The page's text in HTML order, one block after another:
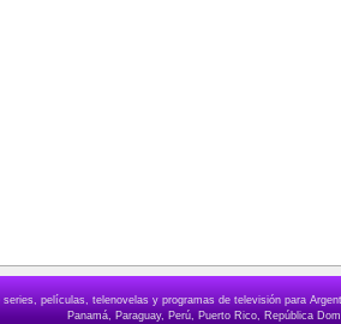
series, películas, telenovelas y programas de televisión para
Panamá, Paraguay, Perú, Puerto Rico, República